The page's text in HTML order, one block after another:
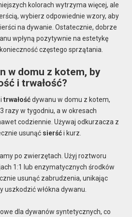
kolorach wytrzyma więcej, ale
wybierz odpowiednie wzory, aby
na dywanie. Ostatecznie, dobrze
wpłyną pozytywnie na estetykę
częstego sprzątania.
w domu z kotem, by
i trwałość?
trwałośćdywanu w domu z kotem,
razy w tygodniu, a w okresach
codziennie. Używaj odkurzacza z
usunąć sierśći kurz.
po zwierzętach. Użyj roztworu
1:1 lub enzymatycznych środków
usunąć zabrudzenia, unikając
uszkodzić włókna dywanu.
dla dywanów syntetycznych, co